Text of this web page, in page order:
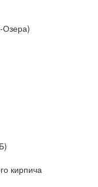
Озера)
кирпича